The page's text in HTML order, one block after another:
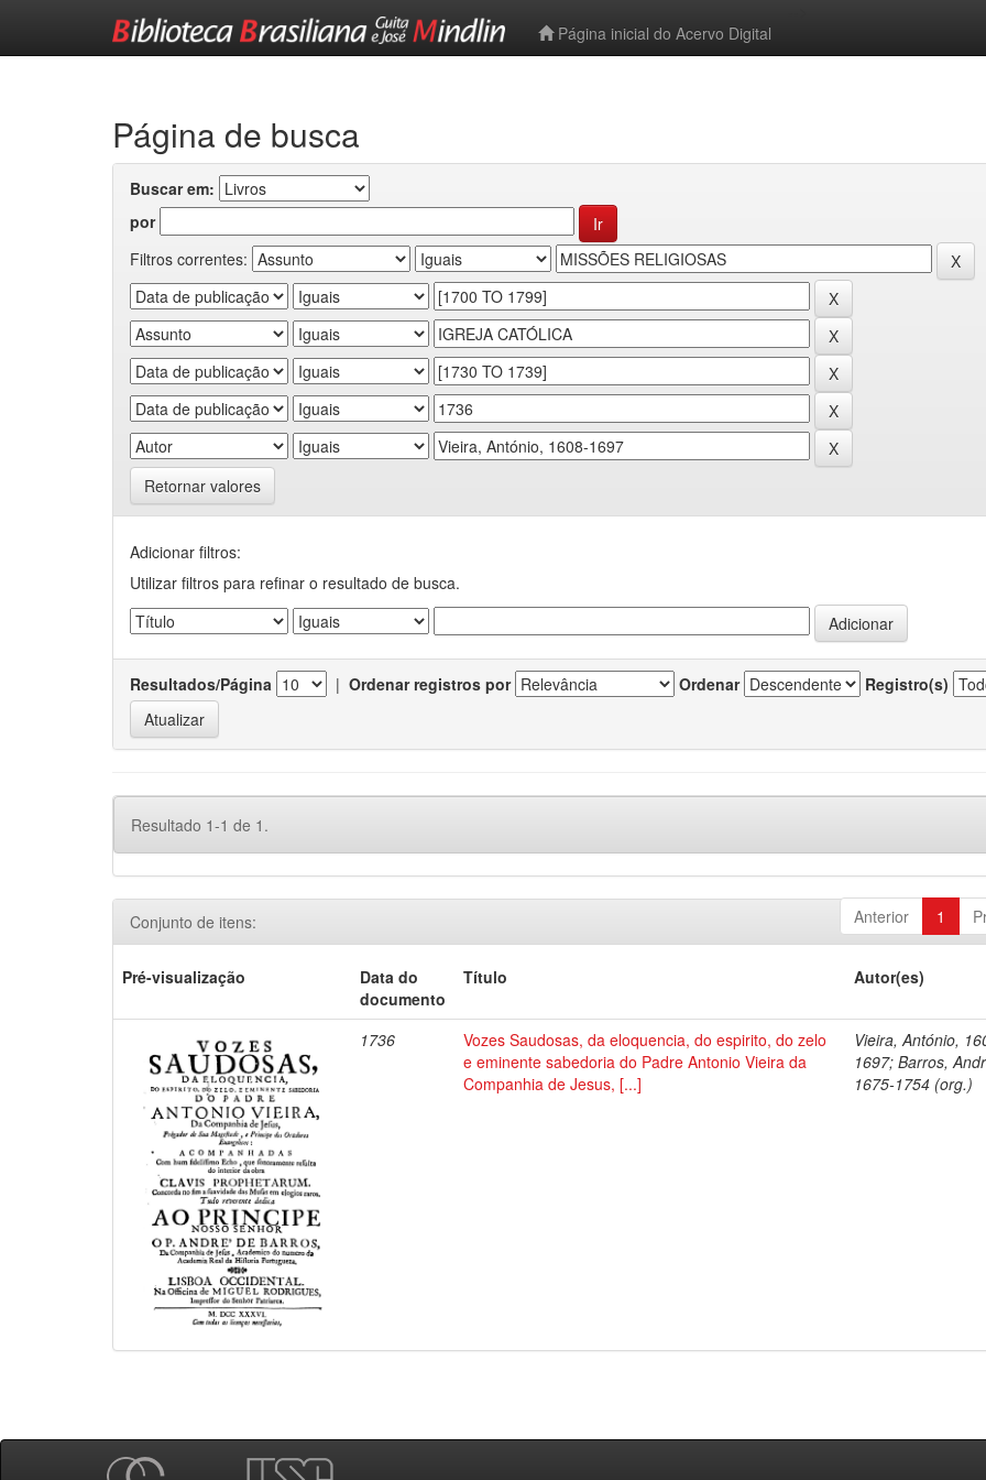
Página inicial do Acervo Digital
Página de busca
Buscar em:
por
Filtros correntes:
Retornar valores
Adicionar filtros:
Utilizar filtros para refinar o resultado de busca.
Resultados/Página | Ordenar registros por Ordenar Registro(s)
Resultado 1-1 de 1.
Anterior 1
Conjunto de itens:
Pré-visualização
Data do
documento
Título Autor(es)
1736
Vozes Saudosas, da eloquencia, do espirito, do zelo
e eminente sabedoria do Padre Antonio Vieira da
Companhia de Jesus, [...]
Vieira, António,
1697; Barros,
1675-1754 (org.)